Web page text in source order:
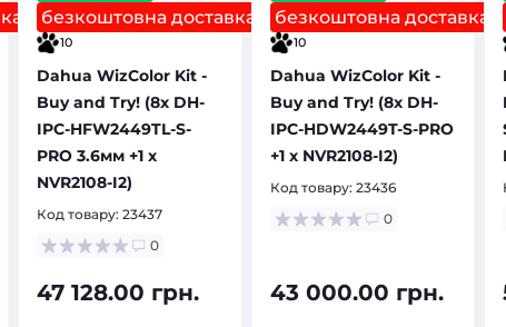
безкоштовна доставка
10
Dahua WizColor Kit -
Buy and Try! (8х DH-
IPC-HFW2449TL-S-
PRO 3.6мм +1 х
NVR2108-I2)
Код товару: 23437
0
47 128.00 грн.
безкоштовна доставка
10
Dahua WizColor Kit -
Buy and Try! (8х DH-
IPC-HDW2449T-S-PRO
+1 х NVR2108-I2)
Код товару: 23436
0
43 000.00 грн.